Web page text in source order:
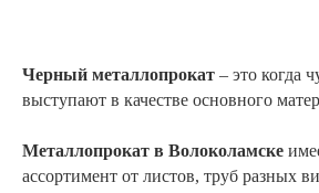
Черный металлопрокат – это когда
выступают в качестве основного
Металлопрокат в Волоколамске
ассортимент от листов, труб разных